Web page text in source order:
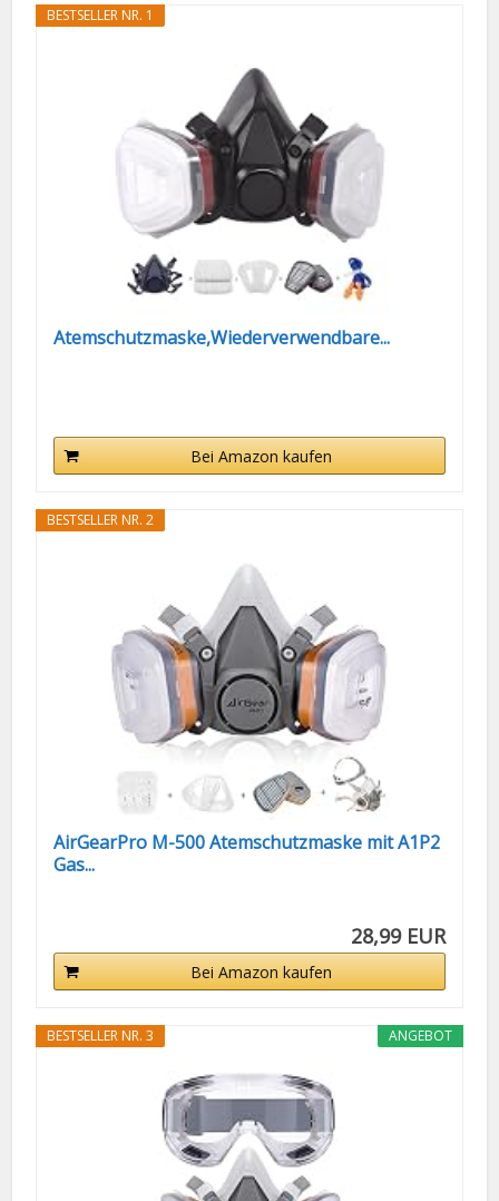
BESTSELLER NR. 1
Atemschutzmaske,Wiederverwendbare...
Bei Amazon kaufen
BESTSELLER NR. 2
AirGearPro M-500 Atemschutzmaske mit A1P2
Gas...
28,99 EUR
Bei Amazon kaufen
ANGEBOT
BESTSELLER NR. 3